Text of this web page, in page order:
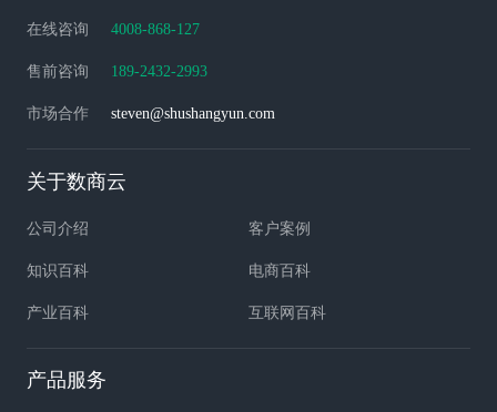
在线咨询 4008-868-127
售前咨询 189-2432-2993
市场合作 steven@shushangyun.com
关于数商云
公司介绍 客户案例
知识百科 电商百科
产业百科 互联网百科
产品服务